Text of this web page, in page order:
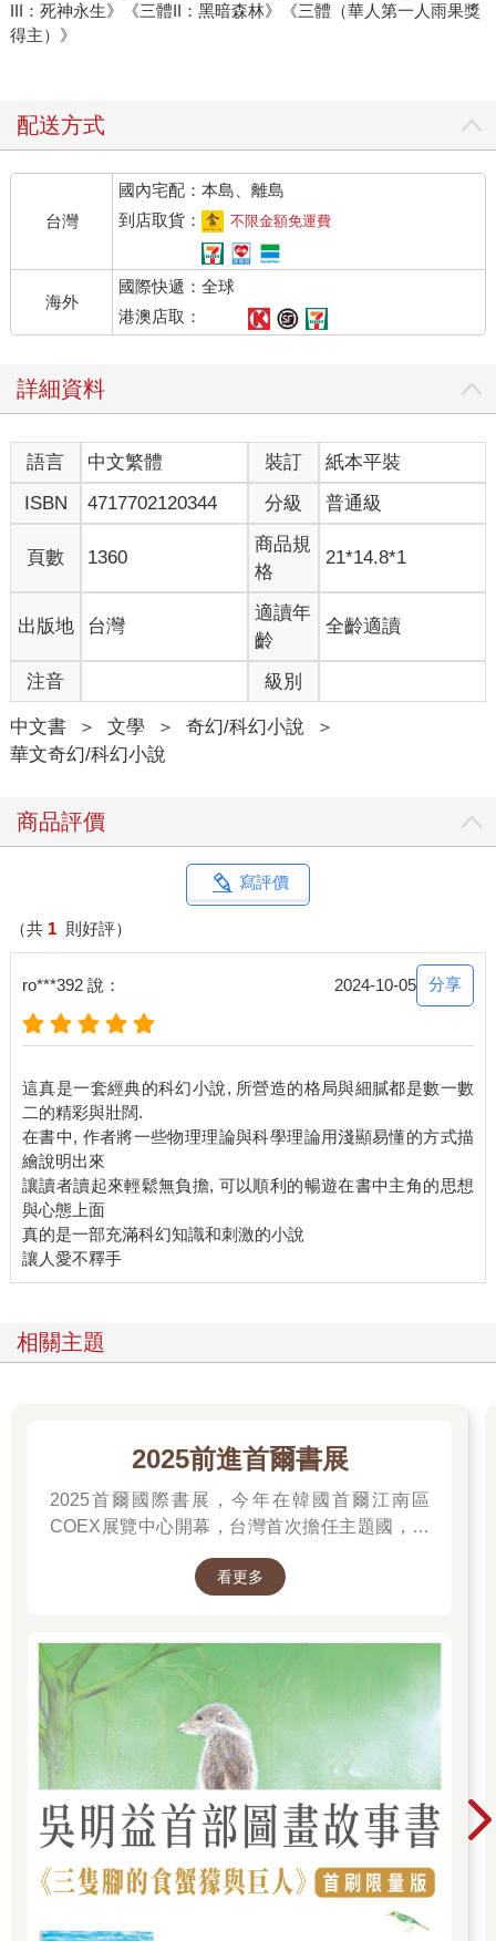
III：死神永生》《三體II：黑暗森林》《三體（華人第一人雨果獎
得主）》
配送方式
台灣
國內宅配：本島、離島
到店取貨：
不限金額免運費
海外
國際快遞：全球
港澳店取：
詳細資料
語言 中文繁體 裝訂
紙本平裝
ISBN
4717702120344 分級 普通級
頁數 1360
商品規
格
21*14.8*1
出版地 台灣
適讀年
齡
全齡適讀
注音 級別
中文書 ＞ 文學 ＞ 奇幻/科幻小說
＞
華文奇幻/科幻小說
商品評價
寫評價
（共 1 則好評）
ro***392 說： 2024-10-05 分享
這真是一套經典的科幻小說, 所營造的格局與細膩都是數一數
二的精彩與壯闊.
在書中, 作者將一些物理理論與科學理論用淺顯易懂的方式描
繪說明出來
讓讀者讀起來輕鬆無負擔, 可以順利的暢遊在書中主角的思想
與心態上面
真的是一部充滿科幻知識和刺激的小說
讓人愛不釋手
相關主題
2025前進首爾書展
2025首爾國際書展，今年在韓國首爾江南區
COEX展覽中心開幕，台灣首次擔任主題國，有
他們的作品，並共享參展喜悅。
看更多